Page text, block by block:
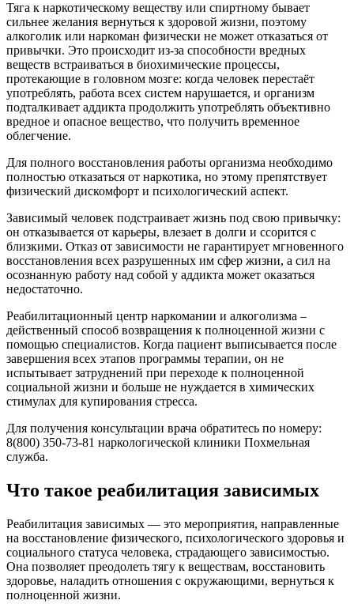
Тяга к наркотическому веществу или спиртному бывает
сильнее желания вернуться к здоровой жизни, поэтому
алкоголик или наркоман физически не может отказаться от
привычки. Это происходит из-за способности вредных
веществ встраиваться в биохимические процессы,
протекающие в головном мозге: когда человек перестаёт
употреблять, работа всех систем нарушается, и организм
подталкивает аддикта продолжить употреблять объективно
вредное и опасное вещество, что получить временное
облегчение.
Для полного восстановления работы организма необходимо
полностью отказаться от наркотика, но этому препятствует
физический дискомфорт и психологический аспект.
Зависимый человек подстраивает жизнь под свою привычку:
он отказывается от карьеры, влезает в долги и ссорится с
близкими. Отказ от зависимости не гарантирует мгновенного
восстановления всех разрушенных им сфер жизни, а сил на
осознанную работу над собой у аддикта может оказаться
недостаточно.
Реабилитационный центр наркомании и алкоголизма –
действенный способ возвращения к полноценной жизни с
помощью специалистов. Когда пациент выписывается после
завершения всех этапов программы терапии, он не
испытывает затруднений при переходе к полноценной
социальной жизни и больше не нуждается в химических
стимулах для купирования стресса.
Для получения консультации врача обратитесь по номеру:
8(800) 350-73-81 наркологической клиники Похмельная
служба.
Что такое реабилитация зависимых
Реабилитация зависимых — это мероприятия, направленные
на восстановление физического, психологического здоровья и
социального статуса человека, страдающего зависимостью.
Она позволяет преодолеть тягу к веществам, восстановить
здоровье, наладить отношения с окружающими, вернуться к
полноценной жизни.